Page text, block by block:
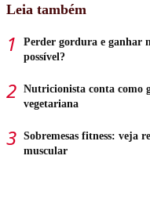
Leia também
Perder gordura e ganhar
possível?
Nutricionista conta como
vegetariana
Sobremesas fitness: veja
muscular